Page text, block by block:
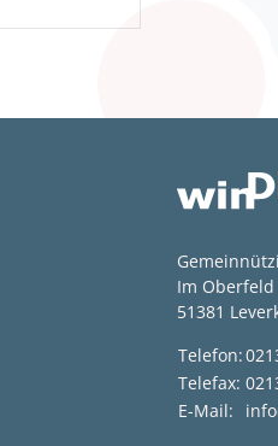
Im Oberfeld
51381
Telefon:
Telefax:
E-Mail: